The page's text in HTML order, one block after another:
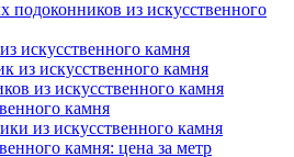
подоконников из искусственного
искусственного камня
из искусственного камня
из искусственного камня
камня
из искусственного камня
камня: цена за метр